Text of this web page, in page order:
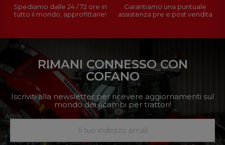
Spediamo dalle 24 / 72 ore in
tutto il mondo, approfittane!
Garantiamo una puntuale
assistenza pre e post vendita
RIMANI CONNESSO CON
COFANO
Iscriviti alla newsletter per ricevere aggiornamenti sul
mondo dei ricambi per trattori!